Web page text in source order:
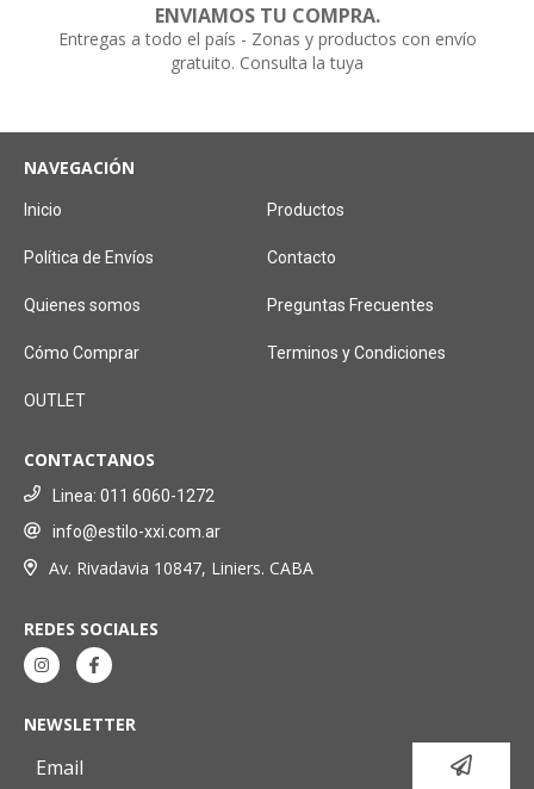
ENVIAMOS TU COMPRA.
Entregas a todo el país - Zonas y productos con envío
gratuito. Consulta la tuya
NAVEGACIÓN
Inicio Productos
Política de Envíos Contacto
Quienes somos Preguntas Frecuentes
Cómo Comprar Terminos y Condiciones
OUTLET
CONTACTANOS
Linea: 011 6060-1272
info@estilo-xxi.com.ar
Av. Rivadavia 10847, Liniers. CABA
REDES SOCIALES
NEWSLETTER